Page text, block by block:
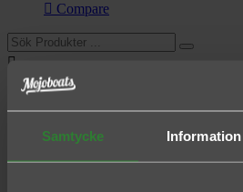
Samtycke Information
 Compare

Hem
Motortillbehör
Servicekit
Servicekit 100h Mercury